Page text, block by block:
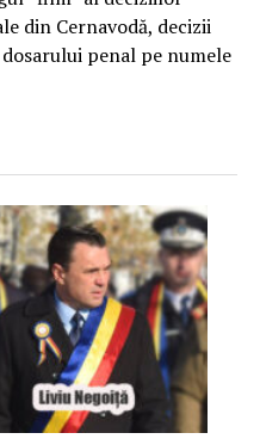
din Cernavodă, decizii
penal pe numele